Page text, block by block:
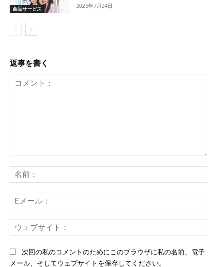
商品サービス 2025年7月24日
返事を書く
ン
ト：
前
メ
ー
ェ
次回の私のコメントのためにこのブラウザに私の名前、電子
メール、そしてウェブサイトを保存してください。